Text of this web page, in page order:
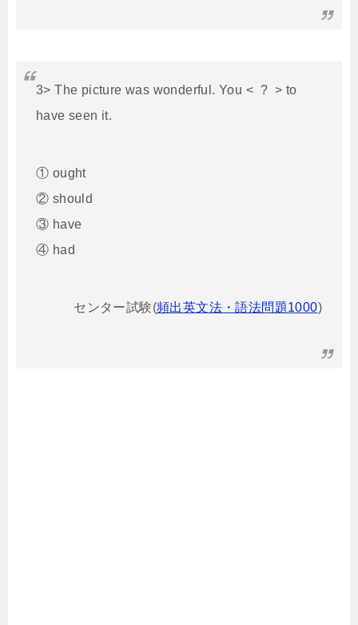
3> The picture was wonderful. You < ? > to
have seen it.
① ought
② should
③ have
④ had
センター試験(頻出英文法・語法問題1000)